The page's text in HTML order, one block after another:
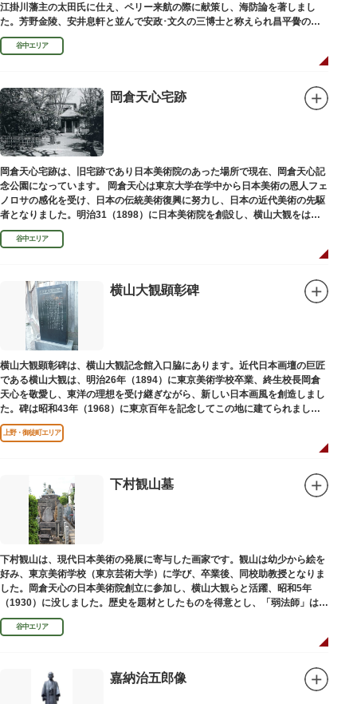
江掛川藩主の太田氏に仕え、ペリー来航の際に献策し、海防論を著しまし
た。芳野金陵、安井息軒と並んで安政･文久の三博士と称えられ昌平黌の教
授として多くの文人を育て、慶応3年 （1867）に没しました。
谷中エリア
岡倉天心宅跡
岡倉天心宅跡は、旧宅跡であり日本美術院のあった場所で現在、岡倉天心記
念公園になっています。 岡倉天心は東京大学在学中から日本美術の恩人フェ
ノロサの感化を受け、日本の伝統美術復興に努力し、日本の近代美術の先駆
者となりました。明治31（1898）に日本美術院を創設し、横山大観をはじ
め優れた画家を世に送り出しました。
谷中エリア
横山大観顕彰碑
横山大観顕彰碑は、横山大観記念館入口脇にあります。近代日本画壇の巨匠
である横山大観は、明治26年（1894）に東京美術学校卒業、終生校長岡倉
天心を敬愛し、東洋の理想を受け継ぎながら、新しい日本画風を創造しまし
た。碑は昭和43年（1968）に東京百年を記念してこの地に建てられまし
た。
上野・御徒町エリア
下村観山墓
下村観山は、現代日本美術の発展に寄与した画家です。観山は幼少から絵を
好み、東京美術学校（東京芸術大学）に学び、卒業後、同校助教授となりま
した。岡倉天心の日本美術院創立に参加し、横山大観らと活躍、昭和5年
（1930）に没しました。歴史を題材としたものを得意とし、「弱法師」は代
表作です。お墓は安立寺（あんりゅうじ）にあります。
谷中エリア
嘉納治五郎像